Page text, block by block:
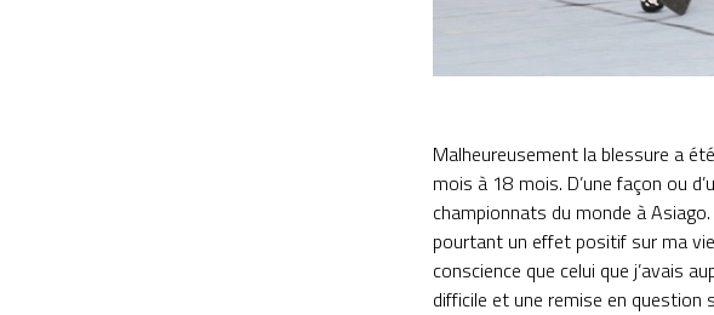
Malheureusement la blessure a
mois à 18 mois. D’une façon ou
championnats du monde à Asiago.
pourtant un effet positif sur ma
conscience que celui que j’avais
difficile et une remise en question